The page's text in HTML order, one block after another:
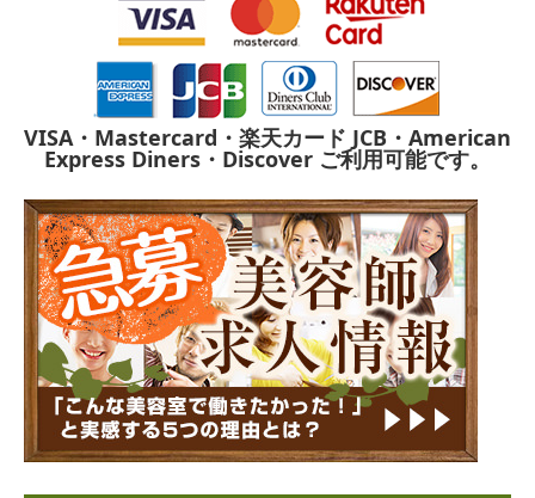
VISA・Mastercard・楽天カード JCB・American
Express Diners・Discover ご利用可能です。